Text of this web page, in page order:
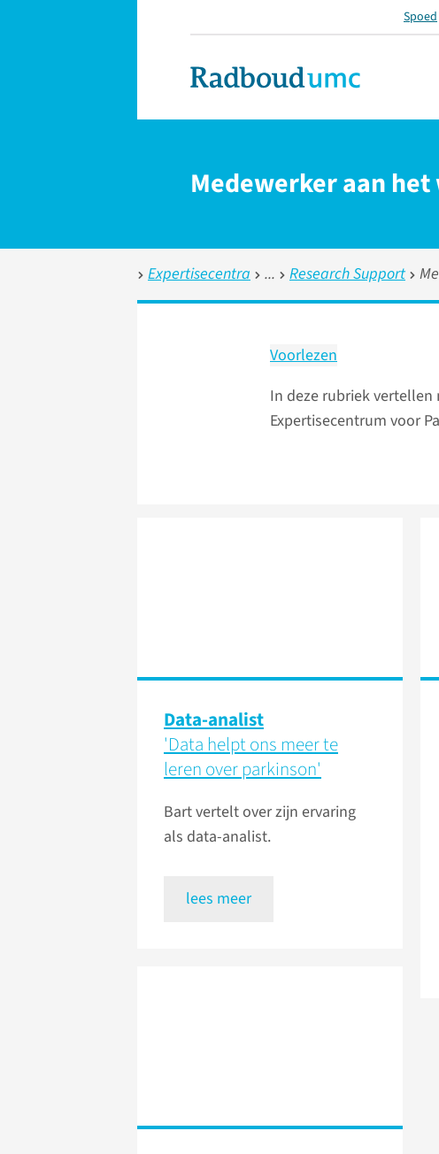
Spoed
Medewerker aan
Expertisecentra Research Support
Voorlezen
In deze rubriek
Expertisecentrum voor
Data-analist
'Data helpt ons meer te
leren over parkinson'
Bart vertelt over zijn ervaring
als data-analist.
lees meer